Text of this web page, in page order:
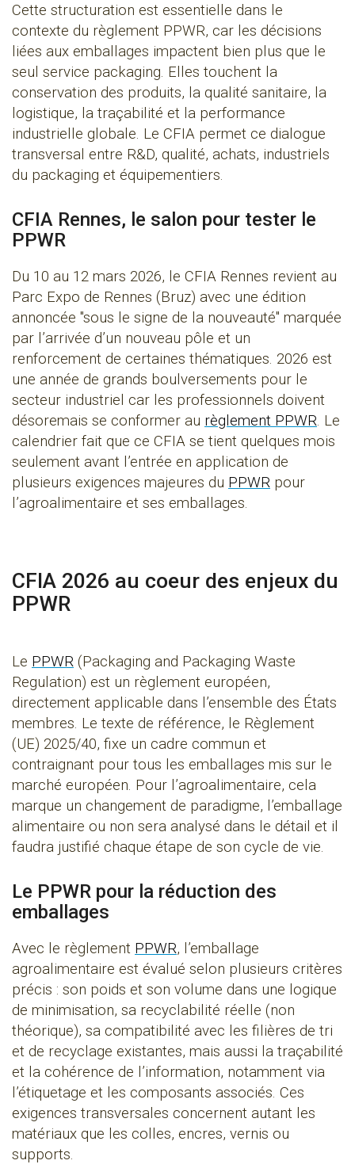
Cette structuration est essentielle dans le
contexte du règlement PPWR, car les décisions
liées aux emballages impactent bien plus que le
seul service packaging. Elles touchent la
conservation des produits, la qualité sanitaire, la
logistique, la traçabilité et la performance
industrielle globale. Le CFIA permet ce dialogue
transversal entre R&D, qualité, achats, industriels
du packaging et équipementiers.
CFIA Rennes, le salon pour tester le
PPWR
Du 10 au 12 mars 2026, le CFIA Rennes revient au
Parc Expo de Rennes (Bruz) avec une édition
annoncée "sous le signe de la nouveauté" marquée
par l’arrivée d’un nouveau pôle et un
renforcement de certaines thématiques. 2026 est
une année de grands boulversements pour le
secteur industriel car les professionnels doivent
désoremais se conformer au règlement PPWR. Le
calendrier fait que ce CFIA se tient quelques mois
seulement avant l’entrée en application de
plusieurs exigences majeures du PPWR pour
l’agroalimentaire et ses emballages.
CFIA 2026 au coeur des enjeux du
PPWR
Le PPWR (Packaging and Packaging Waste
Regulation) est un règlement européen,
directement applicable dans l’ensemble des États
membres. Le texte de référence, le Règlement
(UE) 2025/40, fixe un cadre commun et
contraignant pour tous les emballages mis sur le
marché européen. Pour l’agroalimentaire, cela
marque un changement de paradigme, l’emballage
alimentaire ou non sera analysé dans le détail et il
faudra justifié chaque étape de son cycle de vie.
Le PPWR pour la réduction des
emballages
Avec le règlement PPWR, l’emballage
agroalimentaire est évalué selon plusieurs critères
précis : son poids et son volume dans une logique
de minimisation, sa recyclabilité réelle (non
théorique), sa compatibilité avec les filières de tri
et de recyclage existantes, mais aussi la traçabilité
et la cohérence de l’information, notamment via
l’étiquetage et les composants associés. Ces
exigences transversales concernent autant les
matériaux que les colles, encres, vernis ou
supports.